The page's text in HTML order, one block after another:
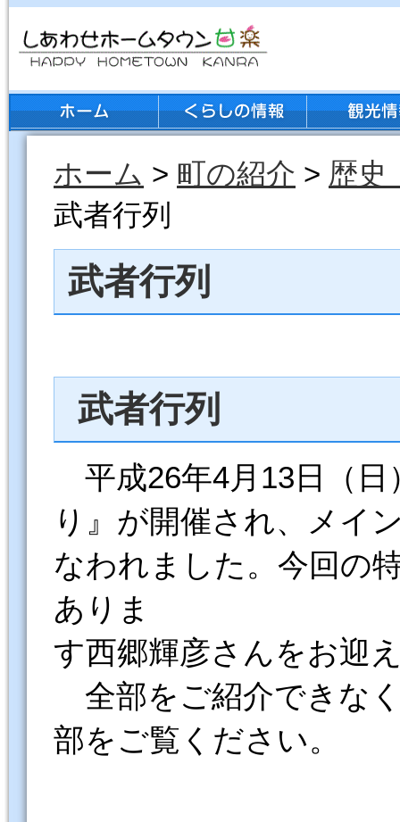
ホーム > 町の紹介 > 歴史
武者行列
武者行列
武者行列
平成26年4月13日（日
り』が開催され、メイ
なわれました。今回の
ありま
す西郷輝彦さんをお迎
全部をご紹介できな
部をご覧ください。